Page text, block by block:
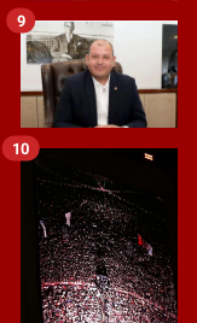
9
10